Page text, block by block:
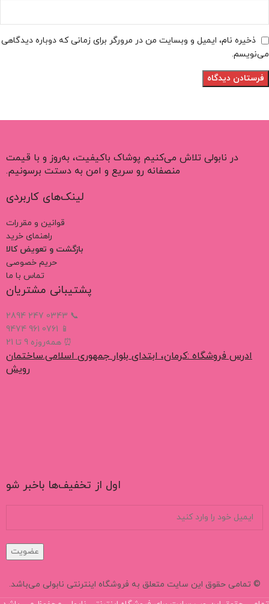
ذخیره نام، ایمیل و وبسایت من در مرورگر برای زمانی که دوباره دیدگاهی
می‌نویسم.
در نابولی تلاش می‌کنیم پوشاک باکیفیت، به‌روز و با قیمت
منصفانه رو سریع و امن به دستت برسونیم.
لینک‌های کاربردی
قوانین و مقررات
راهنمای خرید
بازگشت و تعویض کالا
حریم خصوصی
تماس با ما
پشتیبانی مشتریان
📞 0343 247 2894
📱 0761 961 9474
⏰ همه‌روزه 9 تا 21
ادرس فروشگاه :کرمان، ابتدای بلوار جمهوری اسلامی.ساختمان
رویش
اول از تخفیف‌ها باخبر شو
عضویت
© تمامی حقوق این سایت متعلق به فروشگاه اینترنتی نابولی می‌باشد.